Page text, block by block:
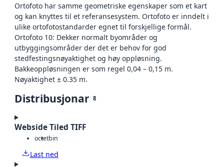
Ortofoto har samme geometriske egenskaper som et kart
og kan knyttes til et referansesystem. Ortofoto er inndelt i
ulike ortofotostandarder egnet til forskjellige formål.
Ortofoto 10: Dekker normalt byområder og
utbyggingsområder der det er behov for god
stedfestingsnøyaktighet og høy oppløsning.
Bakkeoppløsningen er som regel 0,04 – 0,15 m.
Nøyaktighet ± 0.35 m.
Distribusjonar 8
Webside Tiled TIFF
octetbin
Last ned